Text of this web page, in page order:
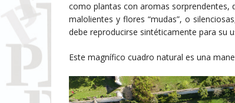
como plantas con aromas sorprendentes,
malolientes y flores “mudas”, o
debe reproducirse sintéticamente para su
Este magnífico cuadro natural es una